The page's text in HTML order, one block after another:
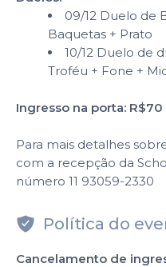
09/12 Duelo de
Baquetas + Prato
10/12 Duelo de
Troféu + Fone +
Ingresso na porta: R$70
Para mais detalhes
com a recepção da
número 11 93059-2330
Política do
Cancelamento de